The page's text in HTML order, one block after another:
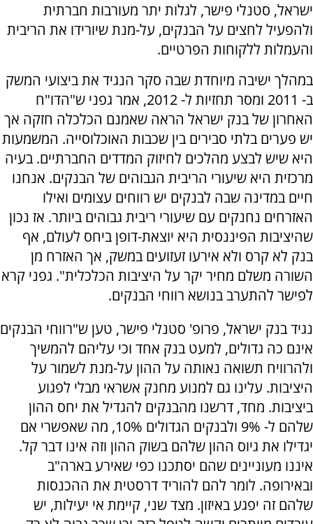
ישראל, סטנלי פישר, לגלות יתר מעורבות חברתית
ולהפעיל לחצים על הבנקים, על-מנת שיורידו את הריבית
והעמלות ללקוחות הפרטיים.
במהלך ישיבה מיוחדת שבה סקר הנגיד את ביצועי המשק
ב- 2011 ומסר תחזיות ל- 2012, אמר גפני ש"הדו"ח
האחרון של בנק ישראל הראה שאמנם הכלכלה חזקה אך
יש פערים בלתי סבירים בין שכבות האוכלוסייה. המשמעות
היא שיש לבצע מהלכים לחיזוק המדדים החברתיים. בעיה
מרכזית היא שיעורי הריבית הגבוהים של הבנקים. אנחנו
חיים במדינה שבה לבנקים יש רווחים עצומים ואילו
האזרחים נחנקים עם שיעורי ריבית גבוהים ביותר. אז נכון
שהיציבות הפיננסית היא יוצאת-דופן ביחס לעולם, אף
בנק לא קרס ולא אירעו זעזועים במשק, אך האזרח מן
השורה משלם מחיר יקר על היציבות הכלכלית". גפני קרא
לפישר להתערב בנושא רווחי הבנקים.
נגיד בנק ישראל, פרופ' סטנלי פישר, טען ש"רווחי הבנקים
אינם כה גדולים, למעט בנק אחד וכי עליהם להמשיך
ולהרוויח תשואה נאותה על ההון על-מנת לשמור על
היציבות. עלינו גם למנוע מחנק אשראי מבלי לפגוע
ביציבות. מחד, דרשנו מהבנקים להגדיל את יחס ההון
שלהם ל- 9% ולבנקים הגדולים 10%, מה שאפשרי אם
יגדילו את גיוס ההון שלהם בשוק ההון וזה אינו דבר קל.
איננו מעוניינים שהם יסתכנו כפי שאירע בארה"ב
ובאירופה. לומר להם להוריד דרסטית את ההכנסות
שלהם זה יפגע באיזון. מצד שני, קיימת אי יעילות, יש